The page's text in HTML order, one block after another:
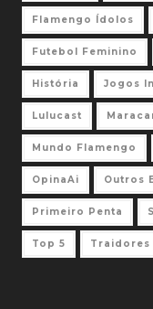
Flamengo Ídolos
Futebol Feminino
História Jogos
Lulucast
Mundo Flamengo
OpinaAi Outros
Primeiro Penta
Top 5 Traidores